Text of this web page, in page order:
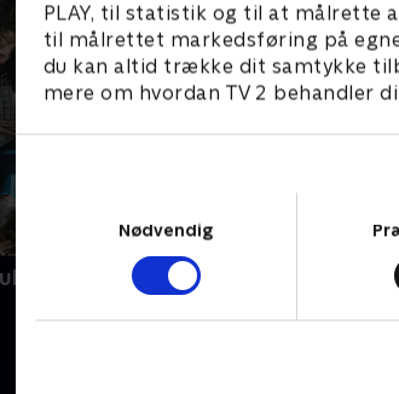
PLAY, til statistik og til at målrette
til målrettet markedsføring på
du kan altid trække dit samtykke
mere om hvordan TV 2 behandler
Nødvendig
Live